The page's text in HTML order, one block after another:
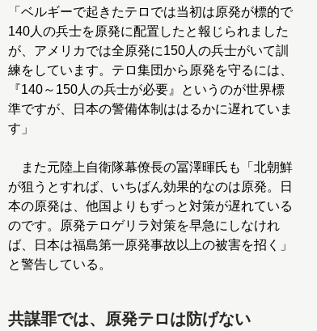
「ベルギーで起きたテロでは当初は原発が標的で
140人の兵士を原発に配置したと報じられました
が、アメリカでは全原発に150人の兵士がいて訓
練をしています。テロ集団から原発を守るには、
『140～150人の兵士が必要』というのが世界標
準ですが、日本の警備体制ははるかに遅れていま
す」
また元陸上自衛隊幕僚長の冨澤暉氏も「北朝鮮
が狙うとすれば、いちばん効果的なのは原発。日
本の原発は、他国よりもずっと対策が遅れている
のです。原発テロゲリラ対策を早急にしなけれ
ば、日本は福島第一原発事故以上の被害を招く」
と警告している。
共謀罪では、原発テロは防げない